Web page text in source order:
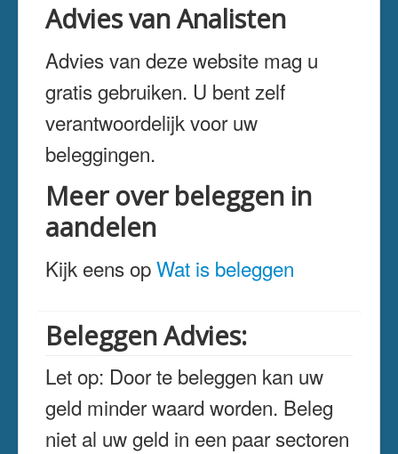
Advies van Analisten
Advies van deze website mag u
gratis gebruiken. U bent zelf
verantwoordelijk voor uw
beleggingen.
Meer over beleggen in
aandelen
Kijk eens opWat is beleggen
Beleggen Advies:
Let op: Door te beleggen kan uw
geld minder waard worden. Beleg
niet al uw geld in een paar sectoren